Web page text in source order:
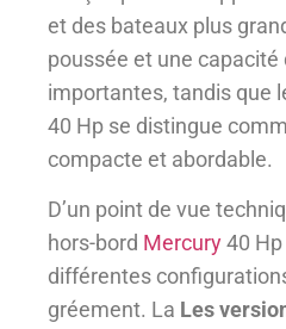
et des bateaux plus
poussée et une capacité
importantes, tandis que
40 Hp se distingue
compacte et abordable.
D’un point de vue
hors-bord Mercury40
différentes
gréement. La Les